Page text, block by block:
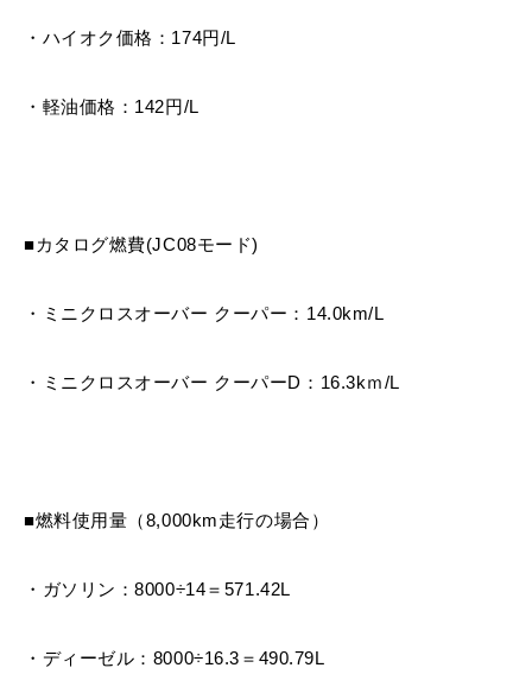
・ハイオク価格：174円/L
・軽油価格：142円/L
■カタログ燃費(JC08モード)
・ミニクロスオーバー クーパー：14.0km/L
・ミニクロスオーバー クーパーD：16.3kｍ/L
■燃料使用量（8,000km走行の場合）
・ガソリン：8000÷14＝571.42L
・ディーゼル：8000÷16.3＝490.79L